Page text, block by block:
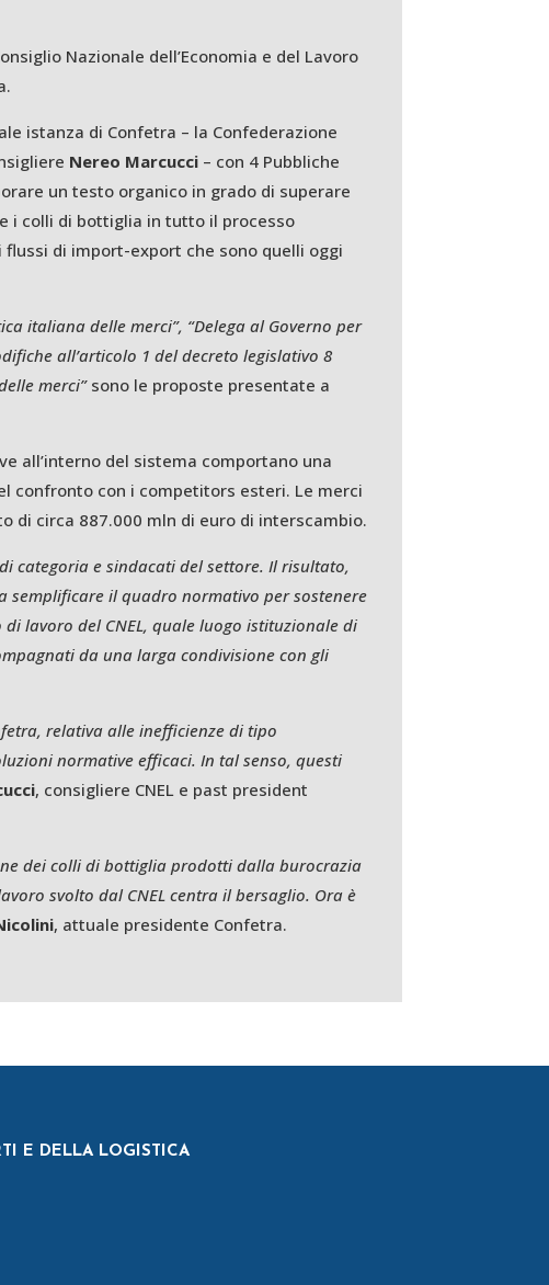
Nazionale dell’Economia e del Lavoro
istanza di Confetra – la Confederazione
Nereo Marcucci – con 4 Pubbliche
un testo organico in grado di superare
i colli di bottiglia in tutto il processo
di import-export che sono quelli oggi
italiana delle merci”, “Delega al Governo per
all’articolo 1 del decreto legislativo 8
merci”sono le proposte presentate a
all’interno del sistema comportano una
confronto con i competitors esteri. Le merci
di circa 887.000 mln di euro di interscambio.
categoria e sindacati del settore. Il risultato,
semplificare il quadro normativo per sostenere
lavoro del CNEL, quale luogo istituzionale di
da una larga condivisione con gli
relativa alle inefficienze di tipo
normative efficaci. In tal senso, questi
, consigliere CNEL e past president
dei colli di bottiglia prodotti dalla burocrazia
svolto dal CNEL centra il bersaglio. Ora è
, attuale presidente Confetra.
E DELLA LOGISTICA